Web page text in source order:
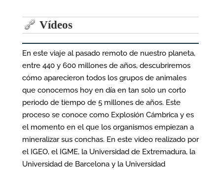
Vídeos
En este viaje al pasado remoto de nuestro planeta,
entre 440 y 600 millones de años, descubriremos
cómo aparecieron todos los grupos de animales
que conocemos hoy en día en tan solo un corto
periodo de tiempo de 5 millones de años. Este
proceso se conoce como Explosión Cámbrica y es
el momento en el que los organismos empiezan a
mineralizar sus conchas. En este video realizado por
el IGEO, el IGME, la Universidad de Extremadura, la
Universidad de Barcelona y la Universidad